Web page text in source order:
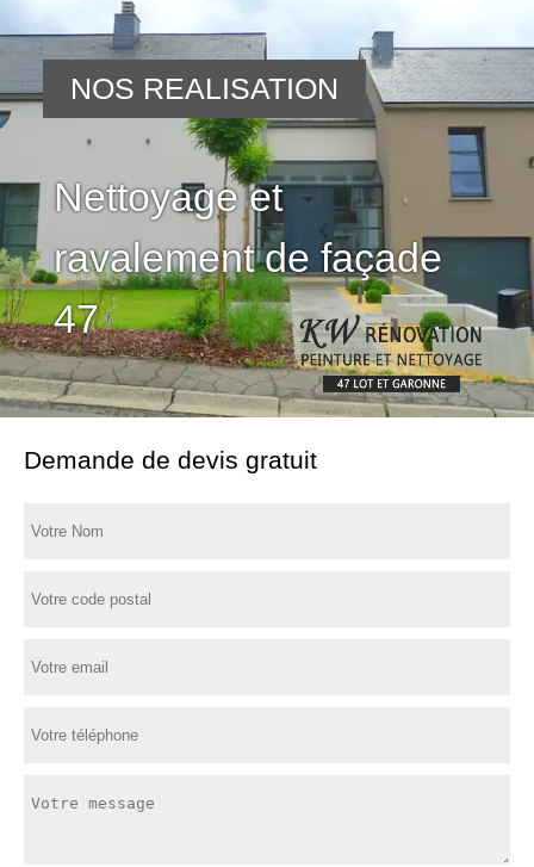
Nettoyage et
ravalement de façade
47
NOS REALISATION
Demande de devis gratuit